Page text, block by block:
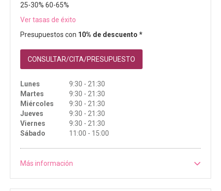
25-30% 60-65%
Ver tasas de éxito
Presupuestos con 10% de descuento *
CONSULTAR/CITA/PRESUPUESTO
Lunes
9:30 - 21:30
Martes
9:30 - 21:30
Miércoles
9:30 - 21:30
Jueves
9:30 - 21:30
Viernes
9:30 - 21:30
Sábado
11:00 - 15:00
Más información